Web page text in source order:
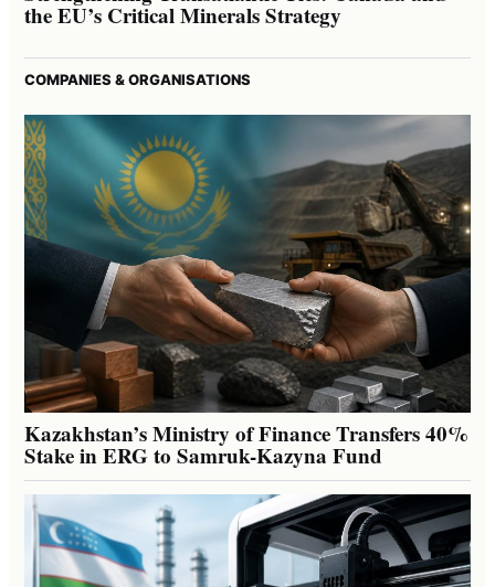
the EU’s Critical Minerals Strategy
COMPANIES & ORGANISATIONS
Kazakhstan’s Ministry of Finance Transfers 40%
Stake in ERG to Samruk-Kazyna Fund